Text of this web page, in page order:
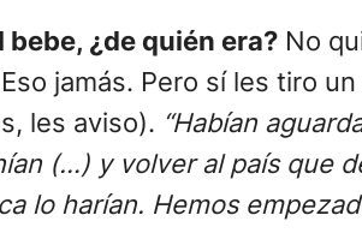
bebe, ¿de quién era? No
jamás. Pero sí les tiro
les aviso). “Habían
(…) y volver al país que
lo harían. Hemos